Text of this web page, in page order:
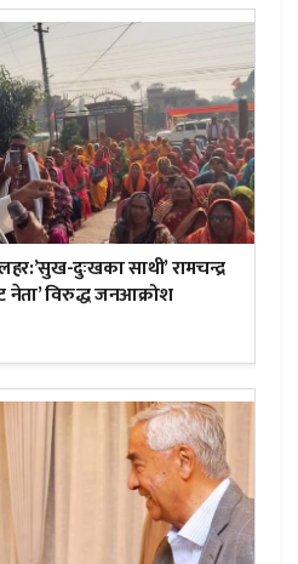
दुःखका साथी’ रामचन्द्र
नेता’ विरुद्ध जनआक्रोश